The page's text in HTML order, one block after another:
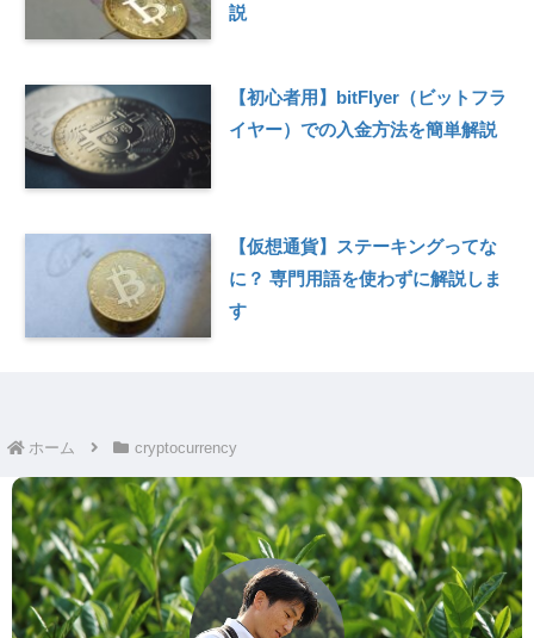
説
【初心者用】bitFlyer（ビットフラ
イヤー）での入金方法を簡単解説
【仮想通貨】ステーキングってな
に？ 専門用語を使わずに解説しま
す
ホーム cryptocurrency